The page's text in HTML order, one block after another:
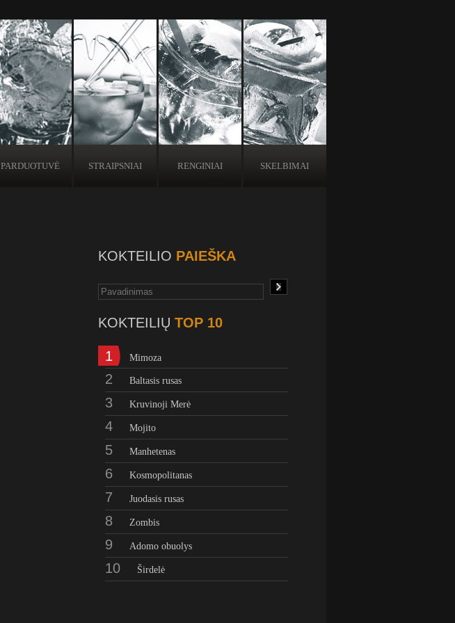
PARDUOTUVĖ STRAIPSNIAI RENGINIAI SKELBIMAI
KOKTEILIO PAIEŠKA
KOKTEILIŲ TOP 10
1 Mimoza
2 Baltasis rusas
3 Kruvinoji Merė
4 Mojito
5 Manhetenas
6 Kosmopolitanas
7 Juodasis rusas
8 Zombis
9 Adomo obuolys
10 Širdelė